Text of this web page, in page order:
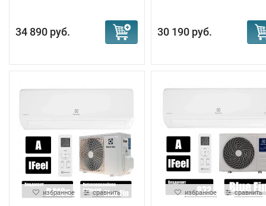
34 890 руб. 30 190 руб.
избранное сравнить избранное сравнить